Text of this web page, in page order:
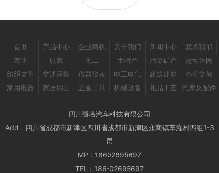
首页 产品中心 企业商机 关于我们 新闻中心
联系我们
农业
服装 化工 土特产 冶金矿产
运动休闲
纺织皮革
交通运输 仪器仪表 电工电气 建筑建材
办公文教
家用电器
家居用品 五金工具 机械设备 礼品工艺 汽摩及配件
四川缦塔汽车科技有限公司
Add： 四川省成都市新津区四川省成都市新津区永商镇车灌村四组1-3
层
MP： 18602695697
TEL： 186-02695697